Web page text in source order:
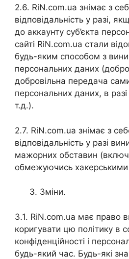
2.6. RiN.com.ua знімає з
відповідальність у разі,
до аккаунту суб’єкта
сайті RiN.com.ua стали
будь-яким способом з вини
персональних даних
добровільна передача
персональних даних, в
т.д.).
2.7. RiN.com.ua знімає з
відповідальність у разі
мажорних обставин
обмежуючись
Зміни.
3.1. RiN.com.ua має право
коригувати цю політику в
конфіденційності і
будь-який час. Будь-які